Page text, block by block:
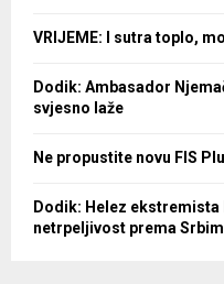
VRIJEME: I sutra toplo,
Dodik: Ambasador
svjesno laže
Ne propustite novu FIS
Dodik: Helez
netrpeljivost prema